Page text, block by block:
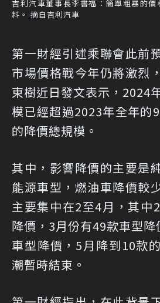
吉利汽車董事長李書福：簡單粗暴的
料。 摘自吉利汽車
第一財經引述乘聯會此前
市場價格戰今年仍將激烈
東樹近日發文表示，2024
模已經超過2023年全年的
的降價總規模。
其中，影響降價的主要是
能源車型，燃油車降價較
主要集中在2至4月，其中
降價，3月份有49款車型
車型降價，5月降到10款
潮暫時結束。